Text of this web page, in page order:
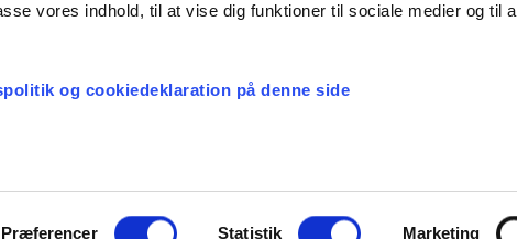
vores indhold, til at vise dig funktioner til sociale medier og til
og cookiedeklaration på denne side
Præferencer Statistik Marketing